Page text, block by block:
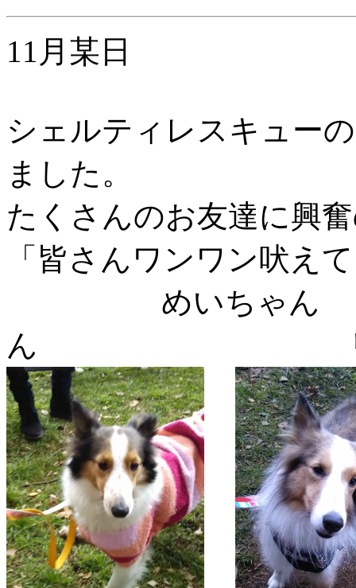
11月某日
シェルティレスキュー
ました。
たくさんのお友達に興
「皆さんワンワン吠え
めいち
ん リオ